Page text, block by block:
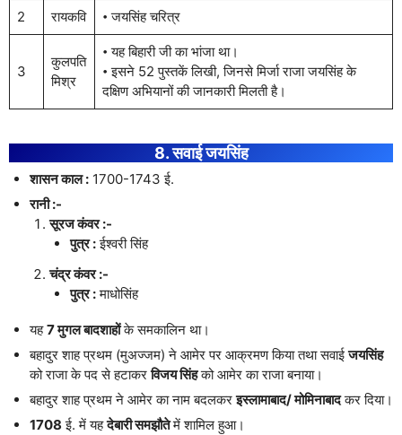
2 रायकवि 𑇐 जयसिंह चरित्र
3
कुलपति
मिश्र
𑇐 यह बिहारी जी का भांजा था।
𑇐 इसने 52 पुस्तकें लिखी, जिनसे मिर्जा राजा जयसिंह के
दक्षिण अभियानों की जानकारी मिलती है।
8. सवाई जयसिंह
शासन काल :1700-1743 ई.
रानी :-
सूरज कंवर :-
पुत्र :ईश्वरी सिंह
चंद्र कंवर :-
पुत्र :माधोसिंह
यह7 मुगल बादशाहोंके समकालिन था।
बहादुर शाह प्रथम (मुअज्जम) ने आमेर पर आक्रमण किया तथा सवाईजयसिंह
को राजा के पद से हटाकरविजय सिंहको आमेर का राजा बनाया।
बहादुर शाह प्रथम ने आमेर का नाम बदलकरइस्लामाबाद/ मोमिनाबादकर दिया।
1708 ई. में यहदेबारी समझौतेमें शामिल हुआ।